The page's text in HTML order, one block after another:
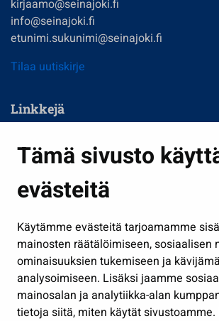
Tämä sivusto
evästeitä
Käytämme evästeitä tarjoamamme
mainosten räätälöimiseen, sosiaalisen
ominaisuuksien tukemiseen ja
analysoimiseen. Lisäksi jaamme
mainosalan ja analytiikka-alan
tietoja siitä, miten käytät
kirjaamo@seinajoki.fi
info@seinajoki.fi
etunimi.sukunimi@seinajoki.fi
Tilaa uutiskirje
Linkkejä
Kasvatus ja opetus
Kulttuuri ja liikunta
Työ ja yrittäminen
Osallistu ja asioi
Näytä omat evästeasetukseni